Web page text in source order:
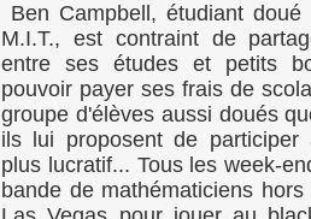
Ben Campbell, étudiant doué
M.I.T., est contraint de
entre ses études et petits
pouvoir payer ses frais de
groupe d'élèves aussi doués
ils lui proposent de
plus lucratif... Tous les week-
bande de mathématiciens